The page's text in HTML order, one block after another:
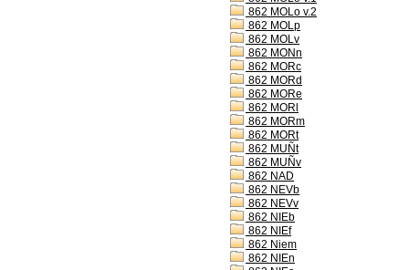
862 MOLo v.2
862 MOLp
862 MOLv
862 MONn
862 MORc
862 MORd
862 MORe
862 MORl
862 MORm
862 MORt
862 MUÑt
862 MUÑv
862 NAD
862 NEVb
862 NEVv
862 NIEb
862 NIEf
862 Niem
862 NIEn